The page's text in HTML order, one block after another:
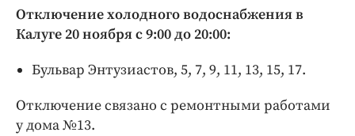
Клиника года
Бренд года
Работодатель года
Отключение холодного водоснабжения в
Калуге 20 ноября с 9:00 до 20:00:
Бульвар Энтузиастов, 5, 7, 9, 11, 13, 15, 17.
Отключение связано с ремонтными работами
у дома №13.